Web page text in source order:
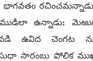
భాగవతం
ఉన్నాడు:
ఉవిద చెంగట
సారంబు పోలిక